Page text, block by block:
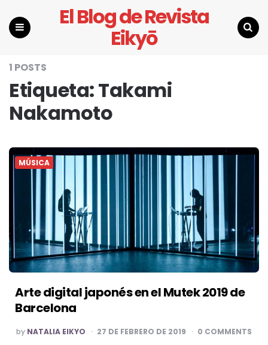
El Blog de Revista
Eikyō
1 POSTS
Etiqueta:Takami
Nakamoto
MÚSICA
Arte digital japonés en el Mutek 2019 de
Barcelona
POSTED
BY
by NATALIA EIKYO 27 DE FEBRERO DE 2019 0 COMMENTS